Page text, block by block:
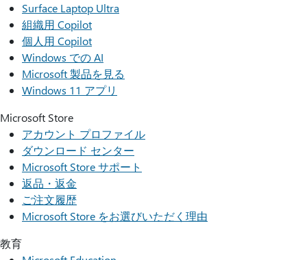
Surface Laptop Ultra
組織用 Copilot
個人用 Copilot
Windows での AI
Microsoft 製品を見る
Windows 11 アプリ
Microsoft Store
アカウント プロファイル
ダウンロード センター
Microsoft Store サポート
返品・返金
ご注文履歴
Microsoft Store をお選びいただく理由
教育